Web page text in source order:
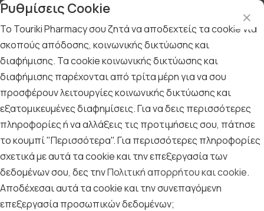
Αρχική / ΜΗΤΕΡΑ & ΠΑΙΔΙ / Βρεφικά Γάλατα / Γάλατα Νο 1
Γάλατα Νο 1
21 ΠΡΟΪΟΝΤΑ
Ταξινόμηση Προβολή
Ρυθμίσεις Cookie
Το Touriki Pharmacy σου ζητά να αποδεχτείς τα cookie για
σκοπούς απόδοσης, κοινωνικής δικτύωσης και
διαφήμισης. Τα cookie κοινωνικής δικτύωσης και
διαφήμισης παρέχονται από τρίτα μέρη για να σου
προσφέρουν λειτουργίες κοινωνικής δικτύωσης και
εξατομικευμένες διαφημίσεις. Για να δεις περισσότερες
πληροφορίες ή να αλλάξεις τις προτιμήσεις σου, πάτησε
το κουμπί "Περισσότερα". Για περισσότερες πληροφορίες
σχετικά με αυτά τα cookie και την επεξεργασία των
δεδομένων σου, δες τηνΠολιτική απορρήτου και cookie.
Αποδέχεσαι αυτά τα cookie και την συνεπαγόμενη
επεξεργασία προσωπικών δεδομένων;